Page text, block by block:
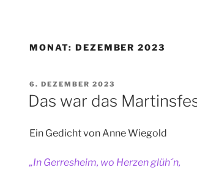
MONAT: DEZEMBER 2023
VERÖFFENTLICHT
AM
6. DEZEMBER 2023
Das war das
Ein Gedicht von Anne Wiegold
„In Gerresheim, wo Herzen glüh´n,